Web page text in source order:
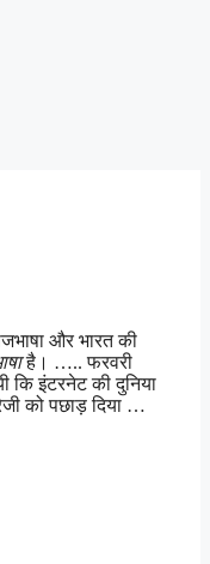
और भारत की
है। ….. फरवरी
कि इंटरनेट की दुनिया
को पछाड़ दिया …